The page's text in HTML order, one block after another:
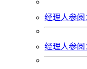
经理人参阅
经理人参阅